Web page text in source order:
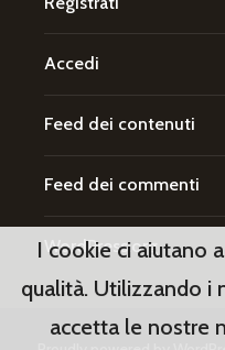
Accedi
Feed dei contenuti
Feed dei commenti
WordPress.org
I cookie ci aiutano
qualità. Utilizzando i
accetta le nostre